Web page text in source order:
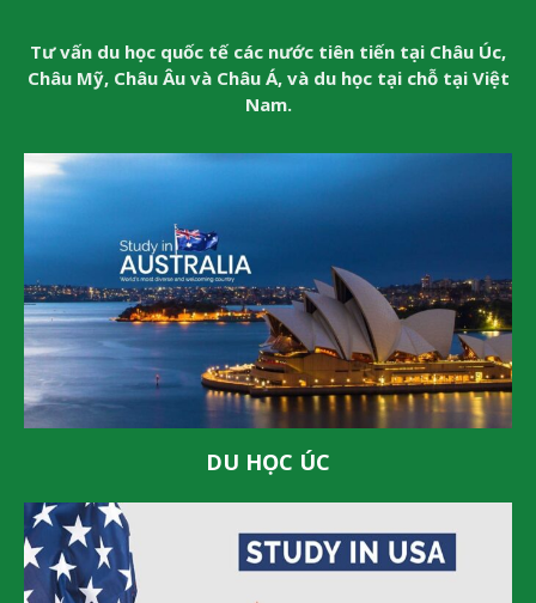
Tư vấn du học quốc tế các nước tiên tiến tại Châu Úc,
Châu Mỹ, Châu Âu và Châu Á, và du học tại chỗ tại Việt
Nam.
DU HỌC ÚC